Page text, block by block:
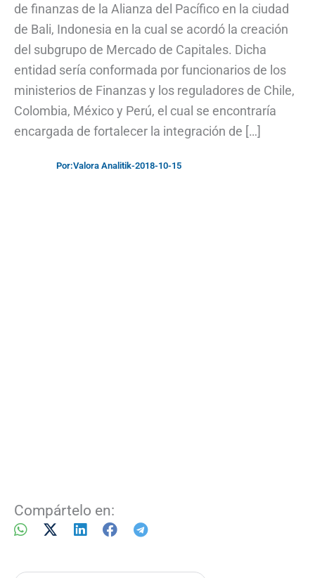
de finanzas de la Alianza del Pacífico en la ciudad
de Bali, Indonesia en la cual se acordó la creación
del subgrupo de Mercado de Capitales. Dicha
entidad sería conformada por funcionarios de los
ministerios de Finanzas y los reguladores de Chile,
Colombia, México y Perú, el cual se encontraría
encargada de fortalecer la integración de […]
Por:Valora Analitik-2018-10-15
Compártelo en: